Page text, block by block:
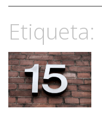
al
contenido
Etiqueta: